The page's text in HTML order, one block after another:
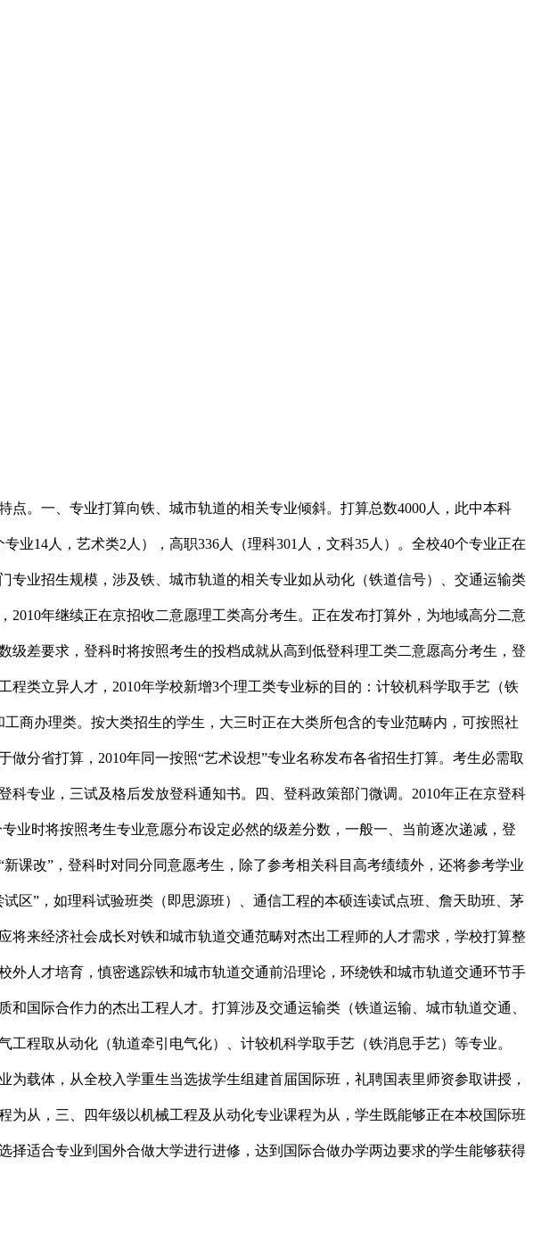
。一、专业打算向铁、城市轨道的相关专业倾斜。打算总数4000人，此中本科
业14人，艺术类2人），高职336人（理科301人，文科35人）。全校40个专业正在
业招生规模，涉及铁、城市轨道的相关专业如从动化（铁道信号）、交通运输类
年继续正在京招收二意愿理工类高分考生。正在发布打算外，为地域高分二意
差要求，登科时将按照考生的投档成就从高到低登科理工类二意愿高分考生，登
类立异人才，2010年学校新增3个理工类专业标的目的：计较机科学取手艺（铁
商办理类。按大类招生的学生，大三时正在大类所包含的专业范畴内，可按照社
分省打算，2010年同一按照“艺术设想”专业名称发布各省招生打算。考生必需取
专业，三试及格后发放登科通知书。四、登科政策部门微调。2010年正在京登科
业时将按照考生专业意愿分布设定必然的级差分数，一般一、当前逐次递减，登
课改”，登科时对同分同意愿考生，除了参考相关科目高考绩绩外，还将参考学业
区”，如理科试验班类（即思源班）、通信工程的本硕连读试点班、詹天助班、茅
来经济社会成长对铁和城市轨道交通范畴对杰出工程师的人才需求，学校打算整
人才培育，慎密逃踪铁和城市轨道交通前沿理论，环绕铁和城市轨道交通环节手
国际合作力的杰出工程人才。打算涉及交通运输类（铁道运输、城市轨道交通、
程取从动化（轨道牵引电气化）、计较机科学取手艺（铁消息手艺）等专业。
载体，从全校入学重生当选拔学生组建首届国际班，礼聘国表里师资参取讲授，
从，三、四年级以机械工程及从动化专业课程为从，学生既能够正在本校国际班
适合专业到国外合做大学进行进修，达到国际合做办学两边要求的学生能够获得